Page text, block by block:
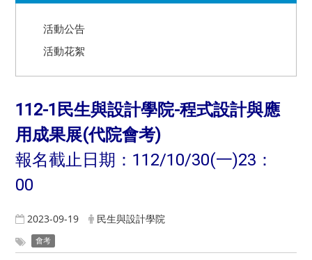
活動公告
活動花絮
112-1民生與設計學院-程式設計與應
用成果展(代院會考)
報名截止日期：112/10/30(一)23：
00
2023-09-19 民生與設計學院
會考